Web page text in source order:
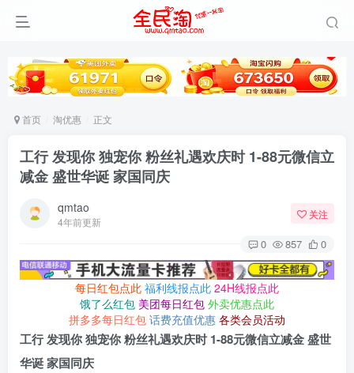
首页 淘优惠 正文
工行 发现你 独宠你 粉丝礼遇欢庆时 1-88元微信立
减金 盛世华诞 家国同庆
qmtao
4年前更新
关注
0 857 0
每日红包点此 福利线报点此 24H线报点此
饿了么红包 美团每日红包 外卖优惠点此
拼多多每日红包 话费充值优惠 各类会员活动
工行 发现你 独宠你 粉丝礼遇欢庆时 1-88元微信立减金 盛世
华诞 家国同庆